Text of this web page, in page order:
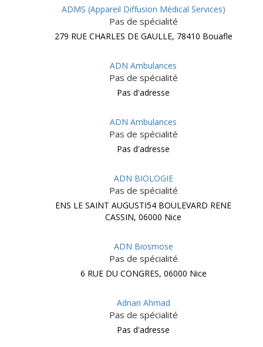
ADMS (Appareil Diffusion Médical Services)
Pas de spécialité
279 RUE CHARLES DE GAULLE, 78410 Bouafle
ADN Ambulances
Pas de spécialité
Pas d'adresse
ADN Ambulances
Pas de spécialité
Pas d'adresse
ADN BIOLOGIE
Pas de spécialité
ENS LE SAINT AUGUSTI54 BOULEVARD RENE
CASSIN, 06000 Nice
ADN Biosmose
Pas de spécialité
6 RUE DU CONGRES, 06000 Nice
Adnan Ahmad
Pas de spécialité
Pas d'adresse